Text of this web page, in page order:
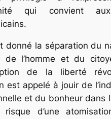
qui convient
donné la séparation du
de l’homme et du
de la liberté
est appelé à jouir de
et du bonheur dans
d’une